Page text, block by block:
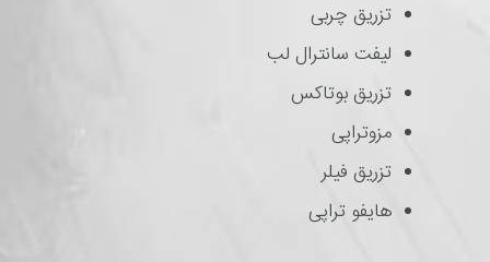
تزریق چربی
لیفت سانترال لب
تزریق بوتاکس
مزوتراپی
تزریق فیلر
هایفو تراپی